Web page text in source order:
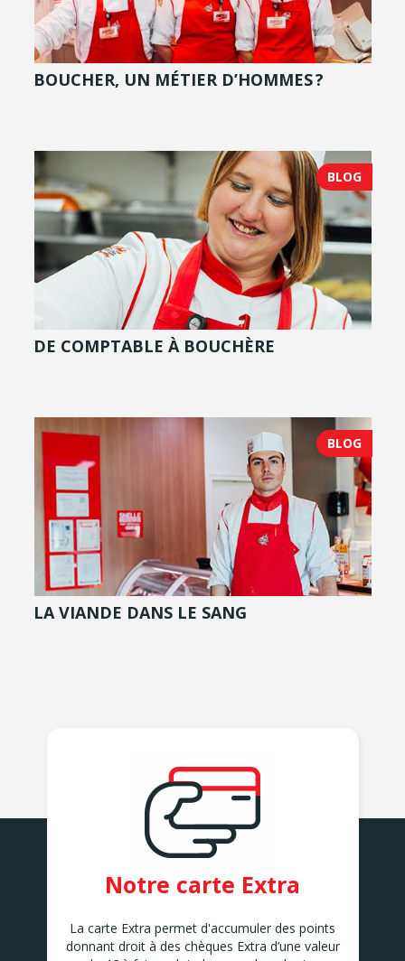
BOUCHER, UN MÉTIER D’HOMMES ?
BLOG
DE COMPTABLE À BOUCHÈRE
BLOG
LA VIANDE DANS LE SANG
Notre carte Extra
La carte Extra permet d'accumuler des points
donnant droit à des chèques Extra d’une valeur